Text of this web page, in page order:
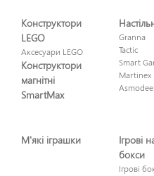
Конструктори
LEGO
Аксесуари LEGO
Конструктори
магнітні
SmartMax
Granna
Tactic
Smart
Martinex
Asmodee
М'які іграшки
Ігрові
бокси
Ігрові